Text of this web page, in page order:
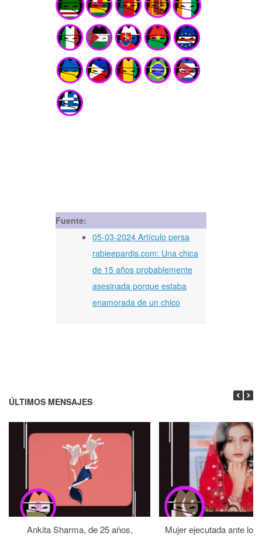
Fuente:
05-03-2024 Artículo persa
rabieepardis.com: Una chica
de 15 años probablemente
asesinada porque estaba
enamorada de un chico
ÚLTIMOS MENSAJES
Ankita Sharma, de 25 años,
Mujer ejecutada ante los